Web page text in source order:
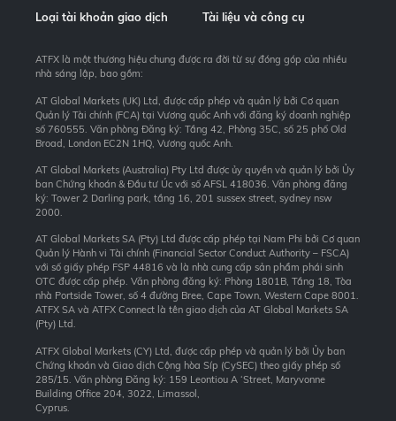
Loại tài khoản giao dịch Tài liệu và công cụ
ATFX là một thương hiệu chung được ra đời từ sự đóng góp của nhiều
nhà sáng lập, bao gồm:
AT Global Markets (UK) Ltd, được cấp phép và quản lý bởi Cơ quan
Quản lý Tài chính (FCA) tại Vương quốc Anh với đăng ký doanh nghiệp
số 760555. Văn phòng Đăng ký: Tầng 42, Phòng 35C, số 25 phố Old
Broad, London EC2N 1HQ, Vương quốc Anh.
AT Global Markets (Australia) Pty Ltd được ủy quyền và quản lý bởi Ủy
ban Chứng khoán & Đầu tư Úc với số AFSL 418036. Văn phòng đăng
ký: Tower 2 Darling park, tầng 16, 201 sussex street, sydney nsw
2000.
AT Global Markets SA (Pty) Ltd được cấp phép tại Nam Phi bởi Cơ quan
Quản lý Hành vi Tài chính (Financial Sector Conduct Authority – FSCA)
với số giấy phép FSP 44816 và là nhà cung cấp sản phẩm phái sinh
OTC được cấp phép. Văn phòng đăng ký: Phòng 1801B, Tầng 18, Tòa
nhà Portside Tower, số 4 đường Bree, Cape Town, Western Cape 8001.
ATFX SA và ATFX Connect là tên giao dịch của AT Global Markets SA
(Pty) Ltd.
ATFX Global Markets (CY) Ltd, được cấp phép và quản lý bởi Ủy ban
Chứng khoán và Giao dịch Cộng hòa Síp (CySEC) theo giấy phép số
285/15. Văn phòng Đăng ký: 159 Leontiou A ‘Street, Maryvonne
Building Office 204, 3022, Limassol,
Cyprus.